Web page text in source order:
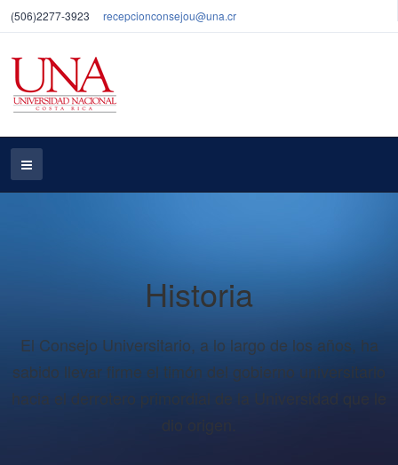
(506)2277-3923 recepcionconsejou@una.cr
Historia
El Consejo Universitario, a lo largo de los años, ha
sabido llevar firme el timón del gobierno universitario
hacia el derrotero primordial de la Universidad que le